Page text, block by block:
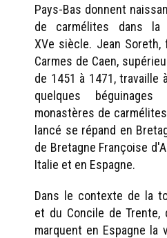
Pays-Bas donnent
de carmélites dans la
XVe siècle. Jean
Carmes de Caen,
de 1451 à 1471, travaille
quelques
monastères de
lancé se répand en
de Bretagne Françoise
Italie et en Espagne.
Dans le contexte de la
et du Concile de Trente,
marquent en Espagne la